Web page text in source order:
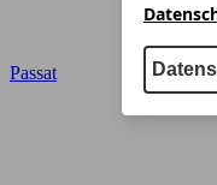
Passat